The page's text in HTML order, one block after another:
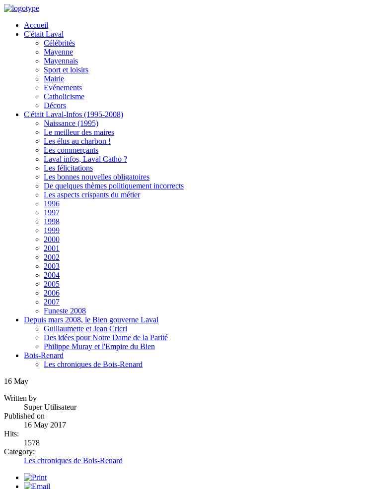
Accueil
C'était Laval
Célébrités
Mayenne
Mayennais
Sport et loisirs
Mairie
Evénements
Catholicisme
Décors
C'était Laval-Infos (1995-2008)
Naissance (1995)
Le meilleur des maires
Les élus au charbon !
Les commerçants
Laval infos, Laval Catho ?
Les félicitations
Les bonnes nouvelles obligatoires
De quelques thèmes politiquement incorrects
Les aspects crispants du métier
1996
1997
1998
1999
2000
2001
2002
2003
2004
2005
2006
2007
Funeste 2008
Depuis mars 2008, le Bien gouverne Laval
Guillaumette et Jean Cricri
Des idées pour Notre Dame de la Parité
Philippe Muray et l'Empire du Bien
Bois-Renard
Les chroniques de Bois-Renard
16 May
Written by
Super Utilisateur
Published on
16 May 2017
Hits:
1578
Category:
Les chroniques de Bois-Renard